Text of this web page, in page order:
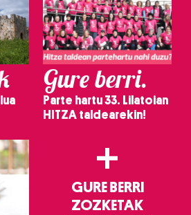
Gure berri.
Parte hartu 33. Lilatoian
HITZA taldearekin!
+
GURE BERRI
ZOZKETAK